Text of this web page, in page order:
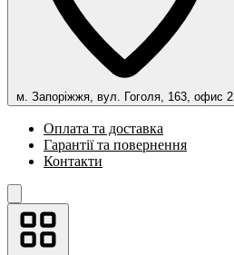
м. Запоріжжя, вул. Гоголя, 163, офис 2
Оплата та доставка
Гарантії та повернення
Контакти